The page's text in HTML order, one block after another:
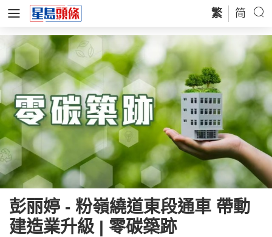
繁 简
彭丽婷 - 粉嶺繞道東段通車 帶動
建造業升級 | 零碳築跡